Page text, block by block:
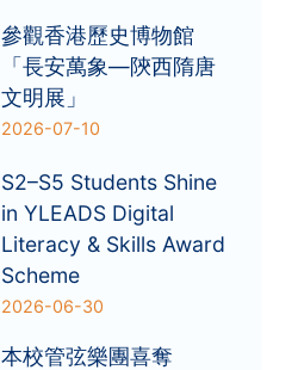
參觀香港歷史博物館
「長安萬象—陝西隋唐
文明展」
2026-07-10
S2–S5 Students Shine
in YLEADS Digital
Literacy & Skills Award
Scheme
2026-06-30
本校管弦樂團喜奪